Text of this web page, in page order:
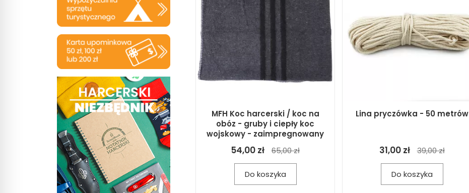
MFH Koc harcerski / koc na
obóz - gruby i ciepły koc
wojskowy - zaimpregnowany
54,00 zł 65,00 zł
Do koszyka
Lina pryczówka - 50 metrów
31,00 zł 39,00 zł
Do koszyka